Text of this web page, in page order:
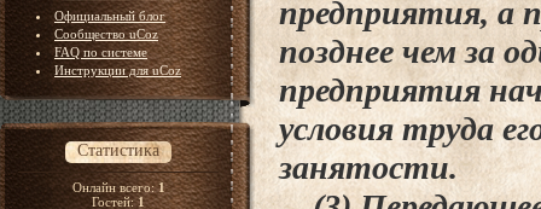
Официальный блог
Сообщество uCoz
FAQ по системе
Инструкции для uCoz
Статистика
Онлайн всего:1
Гостей:1
предприятия, а
позднее чем за
предприятия
условия труда
занятости.